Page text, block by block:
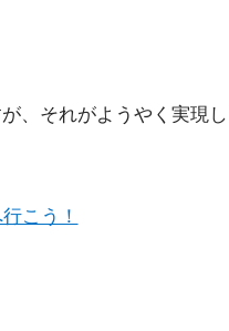
、それがようやく実現し
こう！